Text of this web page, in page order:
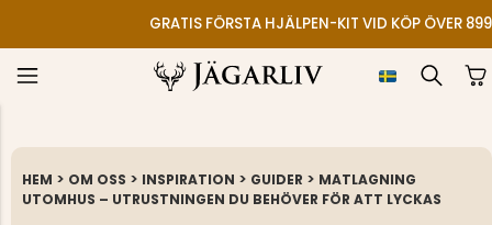
GRATIS FÖRSTA HJÄLPEN-KIT VID KÖP
HEM > OM OSS > INSPIRATION > GUIDER > MATLAGNING
UTOMHUS – UTRUSTNINGEN DU BEHÖVER FÖR ATT LYCKAS